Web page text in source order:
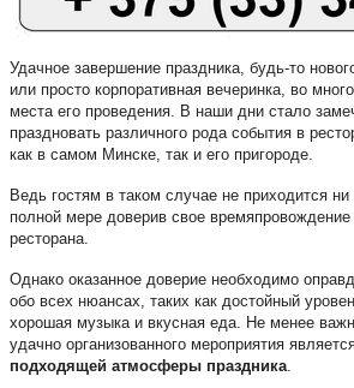
Удачное завершение праздника, будь-то
или просто корпоративная вечеринка, во
места его проведения. В наши дни стало
праздновать различного рода события в
как в самом Минске, так и его пригороде.
Ведь гостям в таком случае не приходится
полной мере доверив свое
ресторана.
Однако оказанное доверие необходимо
обо всех нюансах, таких как достойный
хорошая музыка и вкусная еда. Не менее
удачно организованного мероприятия
подходящей атмосферы праздника